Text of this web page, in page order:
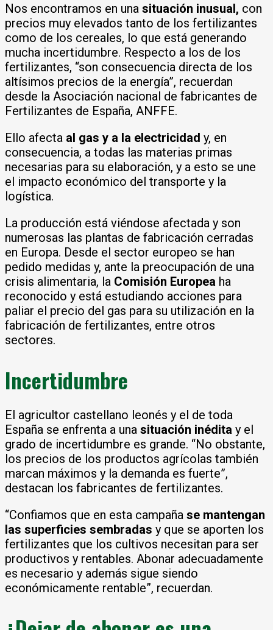
Nos encontramos en una situación inusual, con
precios muy elevados tanto de los fertilizantes
como de los cereales, lo que está generando
mucha incertidumbre. Respecto a los de los
fertilizantes, “son consecuencia directa de los
altísimos precios de la energía”, recuerdan
desde la Asociación nacional de fabricantes de
Fertilizantes de España, ANFFE.
Ello afecta al gas y a la electricidad y, en
consecuencia, a todas las materias primas
necesarias para su elaboración, y a esto se une
el impacto económico del transporte y la
logística.
La producción está viéndose afectada y son
numerosas las plantas de fabricación cerradas
en Europa. Desde el sector europeo se han
pedido medidas y, ante la preocupación de una
crisis alimentaria, la Comisión Europea ha
reconocido y está estudiando acciones para
paliar el precio del gas para su utilización en la
fabricación de fertilizantes, entre otros
sectores.
Incertidumbre
El agricultor castellano leonés y el de toda
España se enfrenta a una situación inédita y el
grado de incertidumbre es grande. “No obstante,
los precios de los productos agrícolas también
marcan máximos y la demanda es fuerte”,
destacan los fabricantes de fertilizantes.
“Confiamos que en esta campaña se mantengan
las superficies sembradas y que se aporten los
fertilizantes que los cultivos necesitan para ser
productivos y rentables. Abonar adecuadamente
es necesario y además sigue siendo
económicamente rentable”, recuerdan.